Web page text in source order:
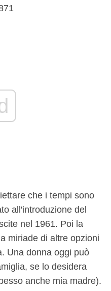
che i tempi sono
all'introduzione del
nel 1961. Poi la
miriade di altre opzioni
Una donna oggi può
se lo desidera
anche mia madre).